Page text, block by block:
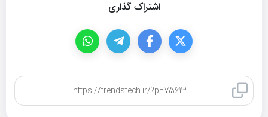
اشتراک گذاری